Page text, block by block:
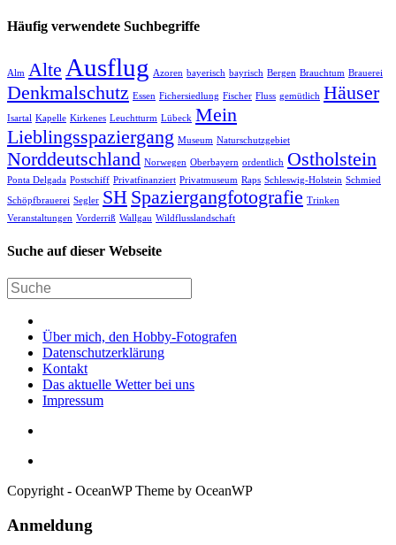
Häufig verwendete Suchbegriffe
Alm Alte Ausflug Azoren bayerisch bayrisch Bergen Brauchtum Brauerei
Denkmalschutz Essen Fichersiedlung Fischer Fluss gemütlich Häuser
Isartal Kapelle Kirkenes Leuchtturm Lübeck Mein
Lieblingsspaziergang Museum Naturschutzgebiet
Norddeutschland Norwegen Oberbayern ordentlich Ostholstein
Ponta Delgada Postschiff Privatfinanziert Privatmuseum Raps Schleswig-Holstein Schmied
Schöpfbrauerei Segler SH Spaziergangfotografie Trinken
Veranstaltungen Vorderriß Wallgau Wildflusslandschaft
Suche auf dieser Webseite
Über mich, den Hobby-Fotografen
Datenschutzerklärung
Kontakt
Das aktuelle Wetter bei uns
Impressum
Copyright - OceanWP Theme by OceanWP
Anmeldung